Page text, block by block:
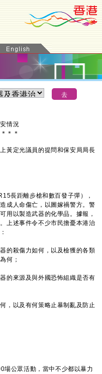
情況
＊ ＊ ＊
定光議員的提問和保安局局長
長距離步槍和數百發子彈），
成人命傷亡，以圖嫁禍警方。警
用以製造武器的化學品。據報，
上述事件令不少市民擔憂本港治
的殺傷力如何，以及檢獲的各類
何；
的來源及與外國恐怖組織是否有
，以及有何策略止暴制亂及防止
公眾活動，當中不少都以暴力